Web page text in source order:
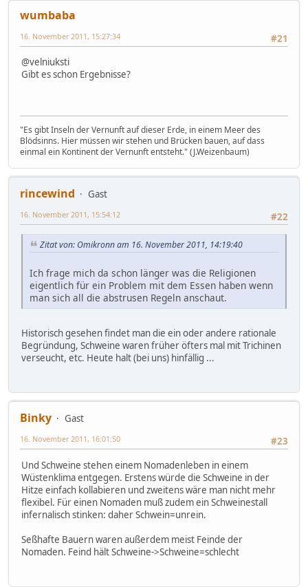
wumbaba
#21
16. November 2011, 15:27:34
@velniuksti
Gibt es schon Ergebnisse?
"Es gibt Inseln der Vernunft auf dieser Erde, in einem Meer des
Blödsinns. Hier müssen wir stehen und Brücken bauen, auf dass
einmal ein Kontinent der Vernunft entsteht." (J.Weizenbaum)
rincewind
Gast
#22
16. November 2011, 15:54:12
Zitat von: Omikronn am 16. November 2011, 14:19:40
Ich frage mich da schon länger was die Religionen
eigentlich für ein Problem mit dem Essen haben wenn
man sich all die abstrusen Regeln anschaut.
Historisch gesehen findet man die ein oder andere rationale
Begründung, Schweine waren früher öfters mal mit Trichinen
verseucht, etc. Heute halt (bei uns) hinfällig ...
Binky
Gast
#23
16. November 2011, 16:01:50
Und Schweine stehen einem Nomadenleben in einem
Wüstenklima entgegen. Erstens würde die Schweine in der
Hitze einfach kollabieren und zweitens wäre man nicht mehr
flexibel. Für einen Nomaden muß zudem ein Schweinestall
infernalisch stinken: daher Schwein=unrein.
Seßhafte Bauern waren außerdem meist Feinde der
Nomaden. Feind hält Schweine->Schweine=schlecht